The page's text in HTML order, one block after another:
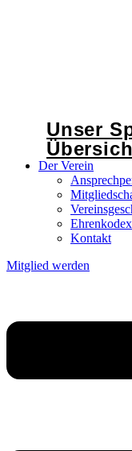
Unser
Der Verein
Ehrenkodex
Kontakt
Mitglied werden